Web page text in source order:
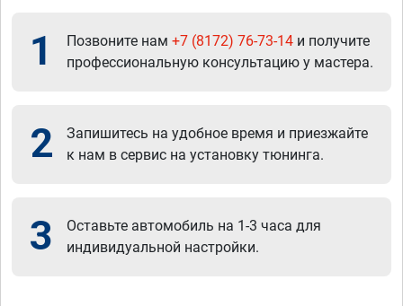
1 Позвоните нам +7 (8172) 76-73-14 и получите
профессиональную консультацию у мастера.
2
Запишитесь на удобное время и приезжайте
к нам в сервис на установку тюнинга.
3
Оставьте автомобиль на 1-3 часа для
индивидуальной настройки.